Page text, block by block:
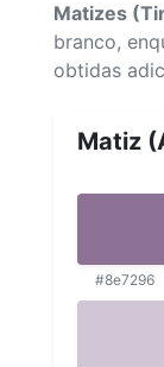
Matizes
branco,
obtidas
Matiz
#8e7296